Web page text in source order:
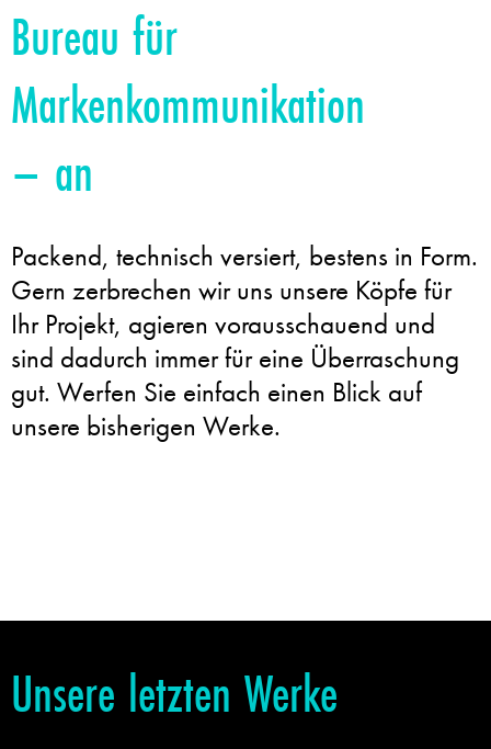
Bureau für
Markenkommunikation
– an
Packend, technisch versiert, bestens in Form.
Gern zerbrechen wir uns unsere Köpfe für
Ihr Projekt, agieren vorausschauend und
sind dadurch immer für eine Überraschung
gut. Werfen Sie einfach einen Blick auf
unsere bisherigen Werke.
Unsere letzten Werke